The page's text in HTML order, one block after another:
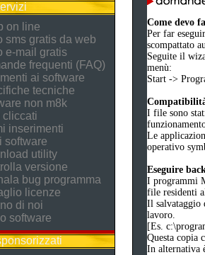
on line
sms gratis da web
e-mail gratis
frequenti (FAQ)
ai software
tecniche
non m8k
cliccati
inserimenti
software
utility
versione
bug programma
licenze
di noi
software
Come devo
Per far
scompattato
Seguite il
menù:
Start ->
I file sono
Le
operativo
Eseguire
I programmi
file residenti
Il salvataggio
lavoro.
[Es.
Questa copia
In alternativa